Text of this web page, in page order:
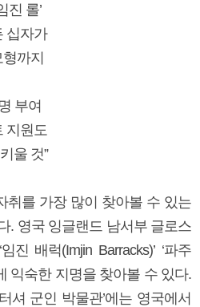
진 롤’
십자가
까지
부여
지원도
울 것”
취를 가장 많이 찾아볼 수 있는
. 영국 잉글랜드 남서부 글로스
진 배럭(Imjin Barracks)’ ‘파주
익숙한 지명을 찾아볼 수 있다.
셔 군인 박물관’에는 영국에서